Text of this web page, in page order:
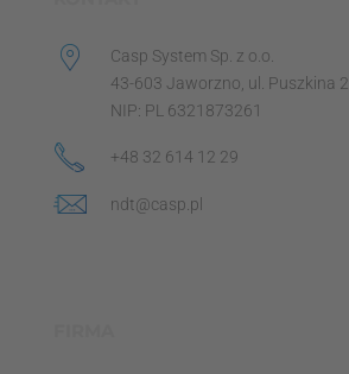
Casp System Sp. z o.o.
43-603 Jaworzno, ul. Puszkina 2
NIP: PL 6321873261
+48 32 614 12 29
ndt@casp.pl